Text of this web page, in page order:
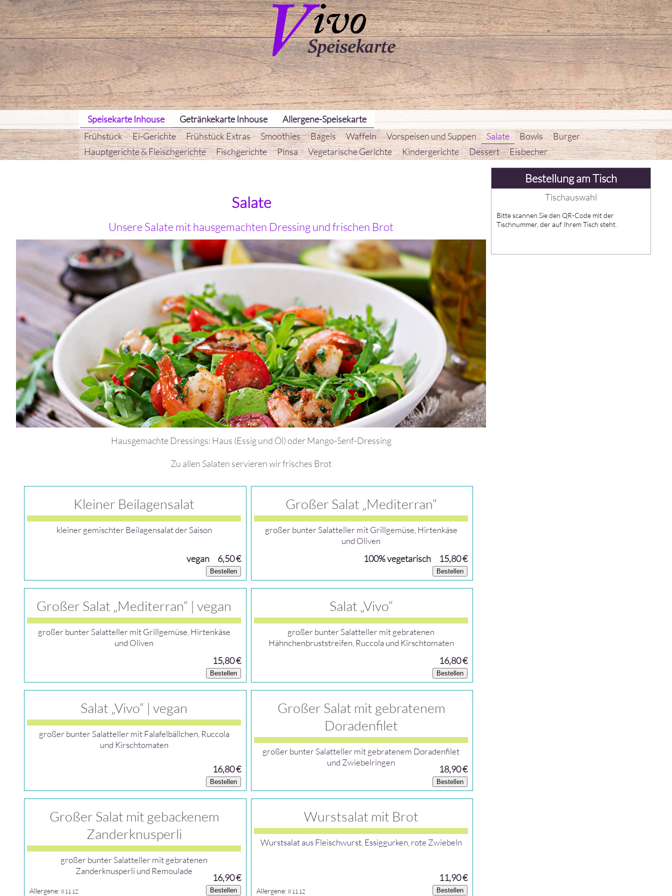
Speisekarte Inhouse Getränkekarte Inhouse
Allergene-Speisekarte
Frühstück
Ei-Gerichte Frühstück Extras Smoothies Bagels Waffeln Vorspeisen und Suppen Salate Bowls
Burger
Hauptgerichte & Fleischgerichte
Fischgerichte Pinsa Vegetarische Gerichte Kindergerichte Dessert Eisbecher
Salate
Unsere Salate mit hausgemachten Dressing und frischen Brot
Hausgemachte Dressings: Haus (Essig und Öl) oder Mango-Senf-Dressing
Zu allen Salaten servieren wir frisches Brot
Kleiner Beilagensalat
kleiner gemischter Beilagensalat der Saison
vegan 6,50 €
Bestellen
Großer Salat „Mediterran“
großer bunter Salatteller mit Grillgemüse, Hirtenkäse
und Oliven
100% vegetarisch 15,80 €
Bestellen
Großer Salat „Mediterran“ | vegan
großer bunter Salatteller mit Grillgemüse, Hirtenkäse
und Oliven
15,80 €
Bestellen
Salat „Vivo“
großer bunter Salatteller mit gebratenen
Hähnchenbruststreifen, Ruccola und Kirschtomaten
16,80 €
Bestellen
Salat „Vivo“ | vegan
großer bunter Salatteller mit Falafelbällchen, Ruccola
und Kirschtomaten
16,80 €
Bestellen
Großer Salat mit gebratenem
Doradenfilet
großer bunter Salatteller mit gebratenem Doradenfilet
und Zwiebelringen
18,90 €
Bestellen
Großer Salat mit gebackenem
Zanderknusperli
großer bunter Salatteller mit gebratenen
Zanderknusperli und Remoulade
16,90 €
Bestellen
Allergene:8 11 12
Wurstsalat mit Brot
Wurstsalat aus Fleischwurst, Essiggurken, rote Zwiebeln
11,90 €
Bestellen
Allergene: 8 11 12
Bestellung am Tisch
Tischauswahl
Bitte scannen Sie den QR-Code mit der
Tischnummer, der auf Ihrem Tisch steht.